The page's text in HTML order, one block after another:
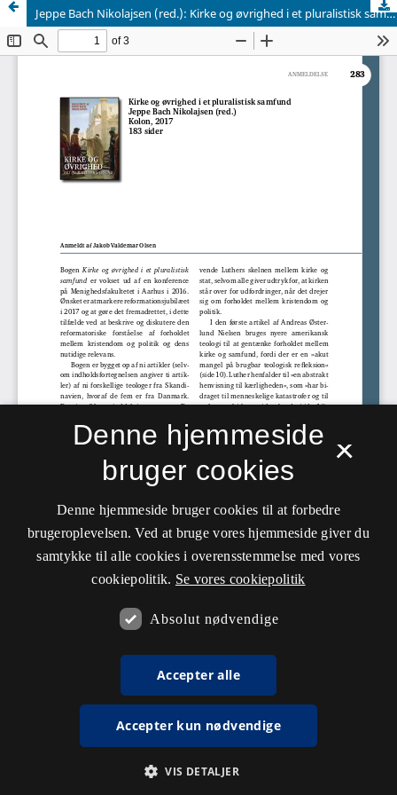
Jeppe Bach Nikolajsen (red.): Kirke og øvrighed i et pluralistisk samfund (Kolon, 2017)
×
Denne hjemmeside
bruger cookies
Denne hjemmeside bruger cookies til at forbedre
brugeroplevelsen. Ved at bruge vores hjemmeside giver du
samtykke til alle cookies i overensstemmelse med vores
cookiepolitik. Se vores cookiepolitik
Absolut nødvendige
Accepter alle
Accepter kun nødvendige
VIS DETALJER